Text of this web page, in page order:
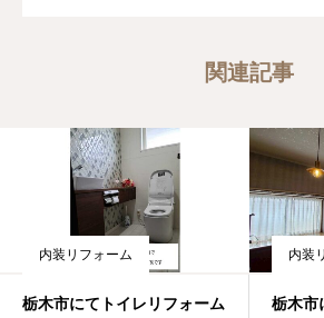
関連記事
内装リフォーム
栃木市にてトイレリフォーム
内装
栃木市